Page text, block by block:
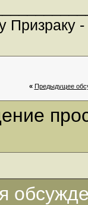
Призраку
« Предыдущее